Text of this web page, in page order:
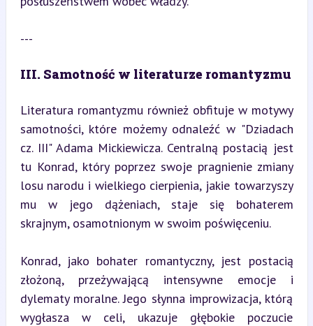
---
III. Samotność w literaturze romantyzmu
Literatura romantyzmu również obfituje w motywy
samotności, które możemy odnaleźć w "Dziadach
cz. III" Adama Mickiewicza. Centralną postacią jest
tu Konrad, który poprzez swoje pragnienie zmiany
losu narodu i wielkiego cierpienia, jakie towarzyszy
mu w jego dążeniach, staje się bohaterem
skrajnym, osamotnionym w swoim poświęceniu.
Konrad, jako bohater romantyczny, jest postacią
złożoną, przeżywającą intensywne emocje i
dylematy moralne. Jego słynna improwizacja, którą
wygłasza w celi, ukazuje głębokie poczucie